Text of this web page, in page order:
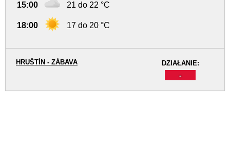
15:00 21 do 22 °C
18:00 17 do 20 °C
DZIAŁANIE:
-
HRUŠTÍN - ZÁBAVA